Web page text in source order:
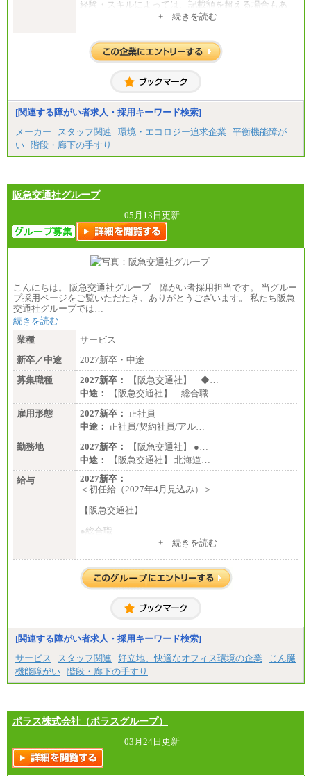
経験・スキルによっては、記載額を超える場合もあ
+ 続きを読む
[関連する障がい者求人・採用キーワード検索]
メーカー
スタッフ関連 環境・エコロジー追求企業
平衡機能障が
い 階段・廊下の手すり
阪急交通社グループ
05月13日更新
こんにちは。 阪急交通社グループ 障がい者採用担当です。 当グルー
プ採用ページをご覧いただたき、ありがとうございます。 私たち阪急
交通社グループでは…
続きを読む
業種
サービス
新卒／中途
2027新卒・中途
募集職種
2027新卒：
【阪急交通社】 ◆…
中途：
【阪急交通社】 総合職…
雇用形態
2027新卒： 正社員
中途： 正社員/契約社員/アル…
勤務地
2027新卒：
【阪急交通社】 ●…
中途：
【阪急交通社】 北海道…
給与
2027新卒：
＜初任給（2027年4月見込み）＞
【阪急交通社】
●総合職
(※3)、239,000円(※4)、237,000円（※5）
・専門・短大卒
(※3)、218,500円(※4)、216,500円（※5）
※1…東京都、埼玉県、千葉県、神奈川県
※2…大阪府、京都府、兵庫県、滋賀県
※3…愛知県、静岡県
※4…北海道、宮城県、栃木県、群馬県、長野県、新
潟県、富山県、石川県、岡山県、広島県、山口県、
香川県、福岡県
県、福島県、山形県
・月給には一律地域手当を含んだ金額を表示
（一律地域手当：※1…36,000円、※2…33,000円、
※3…28,000円、※4…25,000円、※5…23,000円）
・試用期間中も給与変更なし
+ 続きを読む
[関連する障がい者求人・採用キーワード検索]
サービス
スタッフ関連 好立地、快適なオフィス環境の企業
じん臓
機能障がい 階段・廊下の手すり
ポラス株式会社（ポラスグループ）
03月24日更新